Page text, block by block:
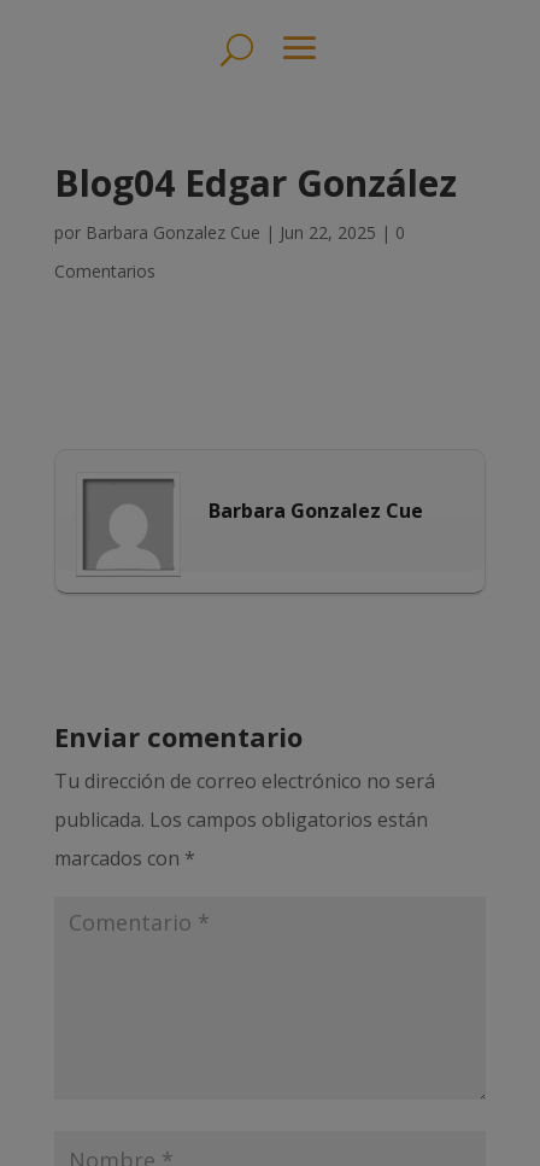
Blog04 Edgar González
por Barbara Gonzalez Cue | Jun 22, 2025 | 0
Comentarios
Barbara Gonzalez Cue
Enviar comentario
Tu dirección de correo electrónico no será
publicada. Los campos obligatorios están
marcados con *